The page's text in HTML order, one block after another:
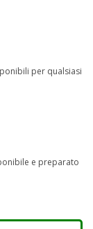
per qualsiasi
e preparato